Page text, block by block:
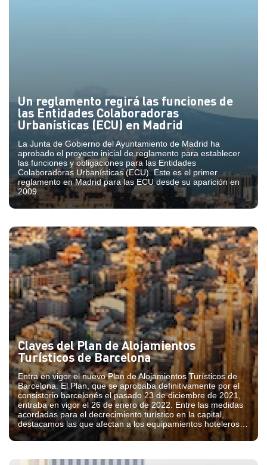
Un reglamento regirá las funciones de
las Entidades Colaboradoras
Urbanísticas (ECU) en Madrid
La Junta de Gobierno del Ayuntamiento de Madrid ha
aprobado el proyecto inicial de reglamento para establecer
las funciones y obligaciones para las Entidades
Colaboradoras Urbanísticas (ECU). Este es el primer
reglamento en Madrid para las ECU desde su aparición en
2009.
Claves del Plan de Alojamientos
Turísticos de Barcelona
Entra en vigor el nuevo Plan de Alojamientos Turísticos de
Barcelona. El Plan, que se aprobaba definitivamente por el
consistorio barcelonés el pasado 23 de diciembre de 2021,
entraba en vigor el 26 de enero de 2022. Entre las medidas
acordadas para el decrecimiento turístico en la capital,
destacamos las que afectan a los equipamientos hoteleros,
entre otras.